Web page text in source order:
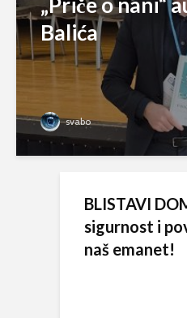
Balića
svabo
BLISTAVI
sigurnost i
naš emanet!